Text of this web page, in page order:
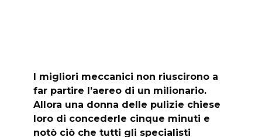
I migliori meccanici non riuscirono a
far partire l’aereo di un milionario.
Allora una donna delle pulizie chiese
loro di concederle cinque minuti e
notò ciò che tutti gli specialisti